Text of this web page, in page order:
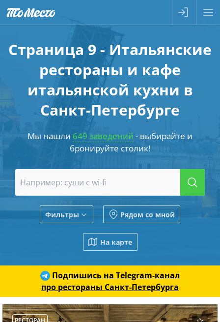
Страница 9 - Итальянские
рестораны и кафе
итальянской кухни в
Санкт-Петербурге
Мы нашли 649 заведений - выбирайте и
бронируйте столик!
Фильтры Рядом со мной
На карте
Подпишись на Telegram-канал
про рестораны Санкт-Петербурга